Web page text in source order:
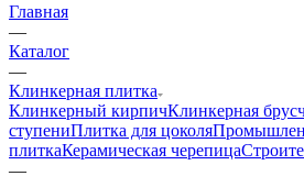
Главная
—
Каталог
—
Клинкерная плитка
Клинкерный кирпичКлинкерная
ступениПлитка для цоколя
плиткаКерамическая черепица
—